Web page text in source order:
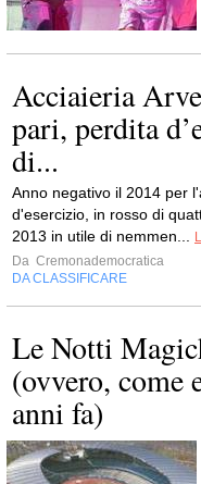
Acciaieria
pari, perdita
di...
Anno negativo il 2014 per
d'esercizio, in rosso di
2013 in utile di nemmen...
Da Cremonademocratica
DA CLASSIFICARE
Le Notti
(ovvero, come
anni fa)